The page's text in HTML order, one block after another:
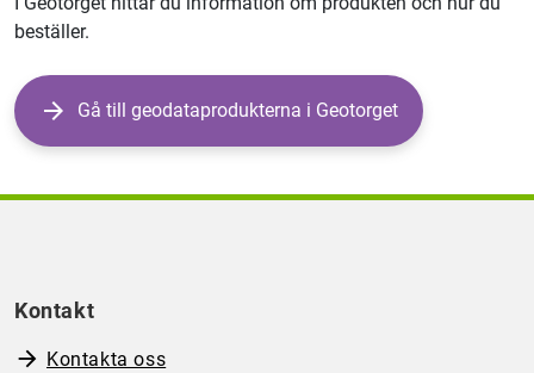
beställer.
Gå till geodataprodukterna i Geotorget
Kontakt
Kontakta oss